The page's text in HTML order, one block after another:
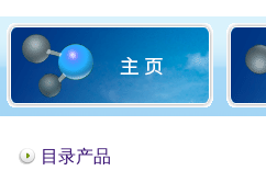
目录产品